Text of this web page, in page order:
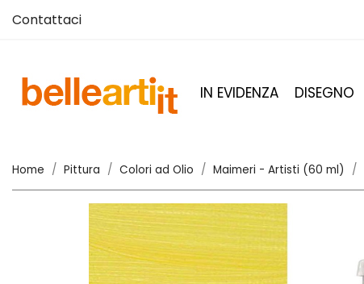
Contattaci
IN EVIDENZA DISEGNO
Home Pittura Colori ad Olio Maimeri - Artisti (60 ml)